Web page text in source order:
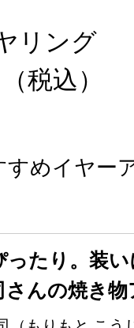
リング
税込）
めイヤー
ったり。装
さんの焼き